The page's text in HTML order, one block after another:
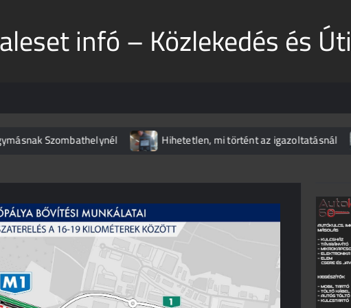
infó – Közlekedés és
Szombathelynél Hihetetlen, mi történt az igazoltatásnál